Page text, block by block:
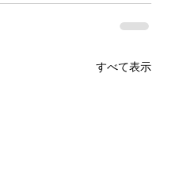
すべて表示